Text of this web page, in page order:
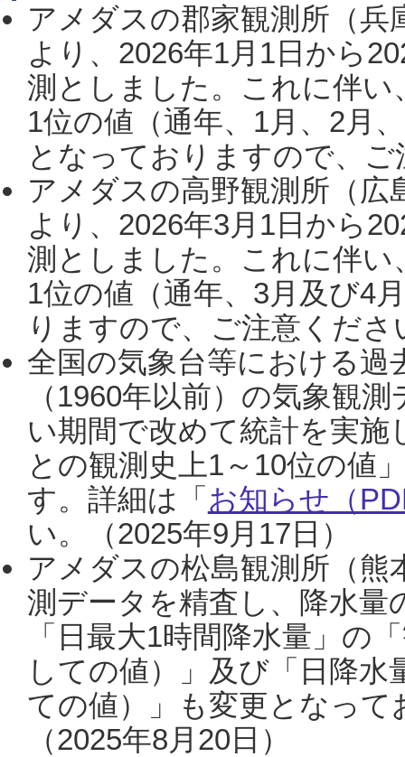
アメダスの郡家観測所（
より、2026年1月1日から
測としました。これに伴い
1位の値（通年、1月、2月
となっておりますので、
アメダスの高野観測所（
より、2026年3月1日から
測としました。これに伴い
1位の値（通年、3月及び4
りますので、ご注意くだ
全国の気象台等における過
（1960年以前）の気象観
い期間で改めて統計を実
との観測史上1～10位の値
す。詳細は「 お知らせ（
い。（2025年9月17日）
アメダスの松島観測所（熊
測データを精査し、降水
「日最大1時間降水量」の
しての値）」及び「日降
ての値）」も変更となっ
（2025年8月20日）